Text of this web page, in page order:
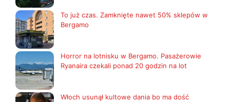
To już czas. Zamknięte nawet 50% sklepów w
Bergamo
Horror na lotnisku w Bergamo. Pasażerowie
Ryanaira czekali ponad 20 godzin na lot
Włoch usunął kultowe dania bo ma dość